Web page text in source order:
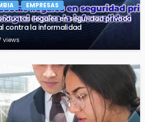
EMPRESAS
ilegales en seguridad privada
contra la informalidad
views